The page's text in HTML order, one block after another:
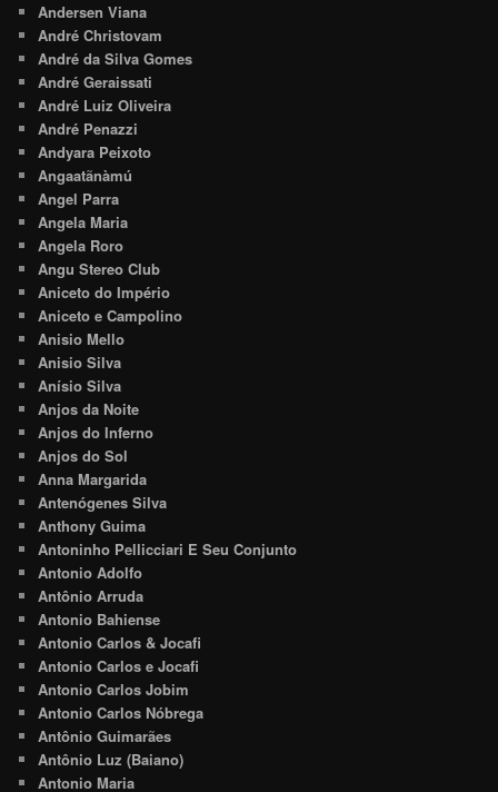
Andersen Viana
André Christovam
André da Silva Gomes
André Geraissati
André Luiz Oliveira
André Penazzi
Andyara Peixoto
Angaatãnàmú
Angel Parra
Angela Maria
Angela Roro
Angu Stereo Club
Aniceto do Império
Aniceto e Campolino
Anisio Mello
Anisio Silva
Anísio Silva
Anjos da Noite
Anjos do Inferno
Anjos do Sol
Anna Margarida
Antenógenes Silva
Anthony Guima
Antoninho Pellicciari E Seu Conjunto
Antonio Adolfo
Antônio Arruda
Antonio Bahiense
Antonio Carlos & Jocafi
Antonio Carlos e Jocafi
Antonio Carlos Jobim
Antonio Carlos Nóbrega
Antônio Guimarães
Antônio Luz (Baiano)
Antonio Maria